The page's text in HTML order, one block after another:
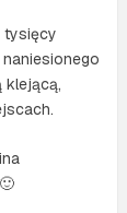
tysięcy
naniesionego
klejącą,